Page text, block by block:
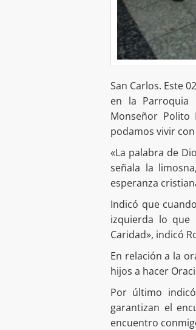
San Carlos. Este
en la Parroquia
Monseñor Polito
podamos vivir
«La palabra de
señala la
esperanza
Indicó que
izquierda lo que
Caridad», indicó
En relación a la
hijos a hacer
Por último
garantizan el
encuentro